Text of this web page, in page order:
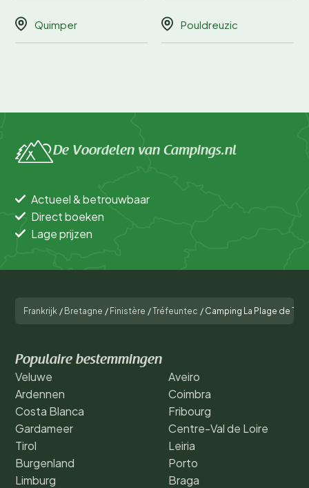
Quimper Pouldreuzic
De Voordelen van Campings.nl
Actueel & betrouwbaar
Direct boeken
Lage prijzen
Frankrijk / Bretagne / Finistère /Tréfeuntec / Camping La Plage de
Populaire bestemmingen
Veluwe
Ardennen
Costa Blanca
Gardameer
Tirol
Burgenland
Limburg
Aveiro
Coimbra
Fribourg
Centre-Val de Loire
Leiria
Porto
Braga